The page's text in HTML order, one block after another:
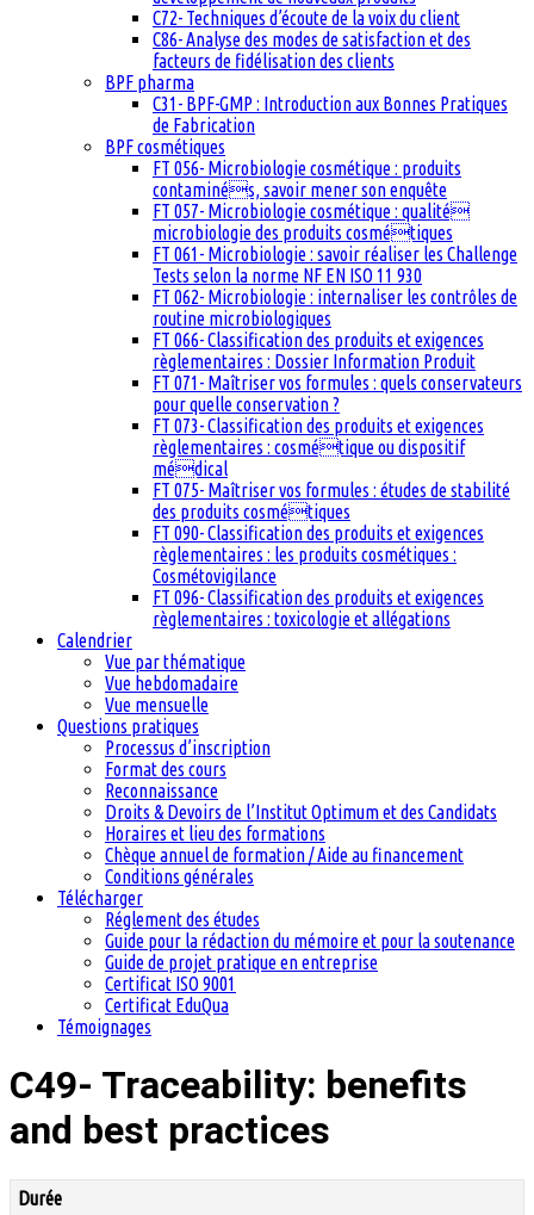
C72- Techniques d’écoute de la voix du client
C86- Analyse des modes de satisfaction et des
facteurs de fidélisation des clients
BPF pharma
C31- BPF-GMP : Introduction aux Bonnes Pratiques
de Fabrication
BPF cosmétiques
FT 056- Microbiologie cosmétique : produits
contaminés, savoir mener son enquête
FT 057- Microbiologie cosmétique : qualité
microbiologie des produits cosmétiques
FT 061- Microbiologie : savoir réaliser les Challenge
Tests selon la norme NF EN ISO 11 930
FT 062- Microbiologie : internaliser les contrôles de
routine microbiologiques
FT 066- Classification des produits et exigences
règlementaires : Dossier Information Produit
FT 071- Maîtriser vos formules : quels conservateurs
pour quelle conservation ?
FT 073- Classification des produits et exigences
règlementaires : cosmétique ou dispositif
médical
FT 075- Maîtriser vos formules : études de stabilité
des produits cosmétiques
FT 090- Classification des produits et exigences
règlementaires : les produits cosmétiques :
Cosmétovigilance
FT 096- Classification des produits et exigences
règlementaires : toxicologie et allégations
Calendrier
Vue par thématique
Vue hebdomadaire
Vue mensuelle
Questions pratiques
Processus d’inscription
Format des cours
Reconnaissance
Droits & Devoirs de l’Institut Optimum et des Candidats
Horaires et lieu des formations
Chèque annuel de formation / Aide au financement
Conditions générales
Télécharger
Réglement des études
Guide pour la rédaction du mémoire et pour la soutenance
Guide de projet pratique en entreprise
Certificat ISO 9001
Certificat EduQua
Témoignages
C49- Traceability: benefits
and best practices
Durée